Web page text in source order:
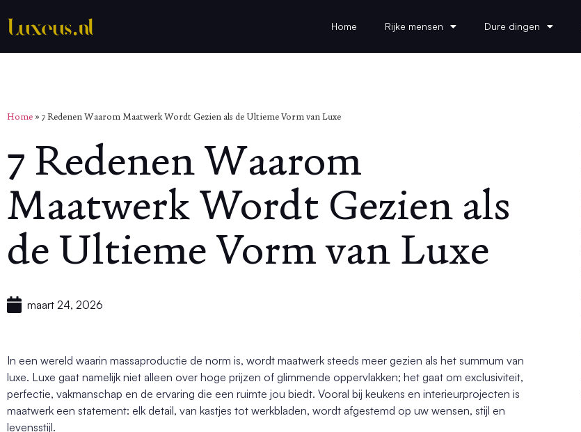
Home Rijke mensen Dure dingen
Home » 7 Redenen Waarom Maatwerk Wordt Gezien als de Ultieme Vorm van Luxe
7 Redenen Waarom
Maatwerk Wordt Gezien als
de Ultieme Vorm van Luxe
maart 24, 2026
In een wereld waarin massaproductie de norm is, wordt maatwerk steeds meer gezien als het summum van
luxe. Luxe gaat namelijk niet alleen over hoge prijzen of glimmende oppervlakken; het gaat om exclusiviteit,
perfectie, vakmanschap en de ervaring die een ruimte jou biedt. Vooral bij keukens en interieurprojecten is
maatwerk een statement: elk detail, van kastjes tot werkbladen, wordt afgestemd op uw wensen, stijl en
levensstijl.